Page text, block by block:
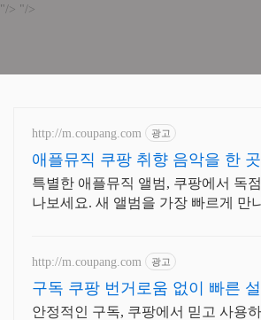
"/> "/>
http://m.coupang.com 광고
애플뮤직 쿠팡 취향 음악을 한
특별한 애플뮤직 앨범, 쿠팡에서 독
나보세요. 새 앨범을 가장 빠르게 만
http://m.coupang.com 광고
구독 쿠팡 번거로움 없이 빠른 설
안정적인 구독, 쿠팡에서 믿고 사용